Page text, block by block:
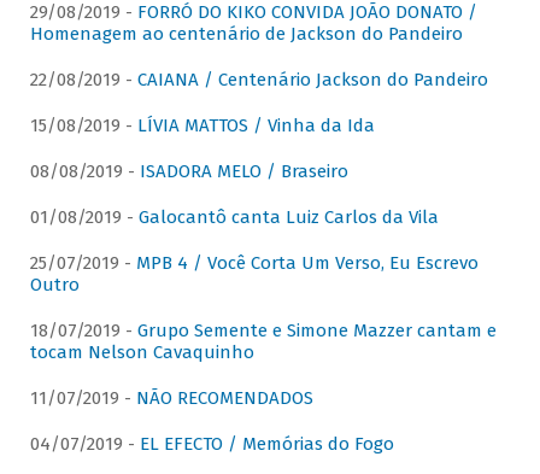
29/08/2019 - FORRÓ DO KIKO CONVIDA JOÃO DONATO /
Homenagem ao centenário de Jackson do Pandeiro
22/08/2019 - CAIANA / Centenário Jackson do Pandeiro
15/08/2019 - LÍVIA MATTOS / Vinha da Ida
08/08/2019 - ISADORA MELO / Braseiro
01/08/2019 - Galocantô canta Luiz Carlos da Vila
25/07/2019 - MPB 4 / Você Corta Um Verso, Eu Escrevo
Outro
18/07/2019 - Grupo Semente e Simone Mazzer cantam e
tocam Nelson Cavaquinho
11/07/2019 - NÃO RECOMENDADOS
04/07/2019 - EL EFECTO / Memórias do Fogo